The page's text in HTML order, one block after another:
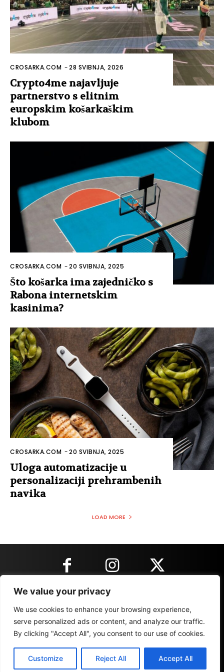
We value your privacy
We use cookies to enhance your browsing experience,
serve personalized ads or content, and analyze our traffic.
By clicking "Accept All", you consent to our use of cookies.
Customize Reject All Accept All
CROSARKA.COM -28 SVIBNJA, 2026
Crypto4me najavljuje
partnerstvo s elitnim
europskim košarkaškim
klubom
CROSARKA.COM -20 SVIBNJA, 2025
Što košarka ima zajedničko s
Rabona internetskim
kasinima?
CROSARKA.COM -20 SVIBNJA, 2025
Uloga automatizacije u
personalizaciji prehrambenih
navika
LOAD MORE
KONTAKT INFORMACIJE
IMPRESSUM MARKETING REZULTATI